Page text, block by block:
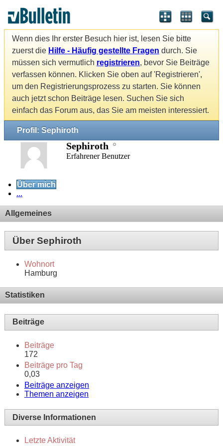
Wenn dies Ihr erster Besuch hier ist, lesen Sie bitte
zuerst die Hilfe - Häufig gestellte Fragen durch. Sie
müssen sich vermutlich registrieren, bevor Sie Beiträge
verfassen können. Klicken Sie oben auf 'Registrieren',
um den Registrierungsprozess zu starten. Sie können
auch jetzt schon Beiträge lesen. Suchen Sie sich
einfach das Forum aus, das Sie am meisten interessiert.
Profil: Sephiroth
Sephiroth
Erfahrener Benutzer
Über mich
...
Allgemeines
Über Sephiroth
Wohnort
Hamburg
Statistiken
Beiträge
Beiträge
172
Beiträge pro Tag
0,03
Beiträge anzeigen
Themen anzeigen
Diverse Informationen
Letzte Aktivität